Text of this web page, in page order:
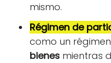
mismo.
Régimen de
como un
bienes mientras